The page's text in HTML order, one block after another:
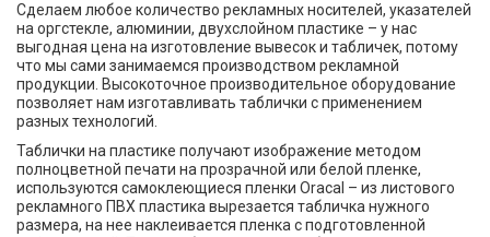
Сделаем любое количество рекламных носителей, указателей
на оргстекле, алюминии, двухслойном пластике – у нас
выгодная цена на изготовление вывесок и табличек, потому
что мы сами занимаемся производством рекламной
продукции. Высокоточное производительное оборудование
позволяет нам изготавливать таблички с применением
разных технологий.
Таблички на пластике получают изображение методом
полноцветной печати на прозрачной или белой пленке,
используются самоклеющиеся пленки Oracal – из листового
рекламного ПВХ пластика вырезается табличка нужного
размера, на нее наклеивается пленка с подготовленной